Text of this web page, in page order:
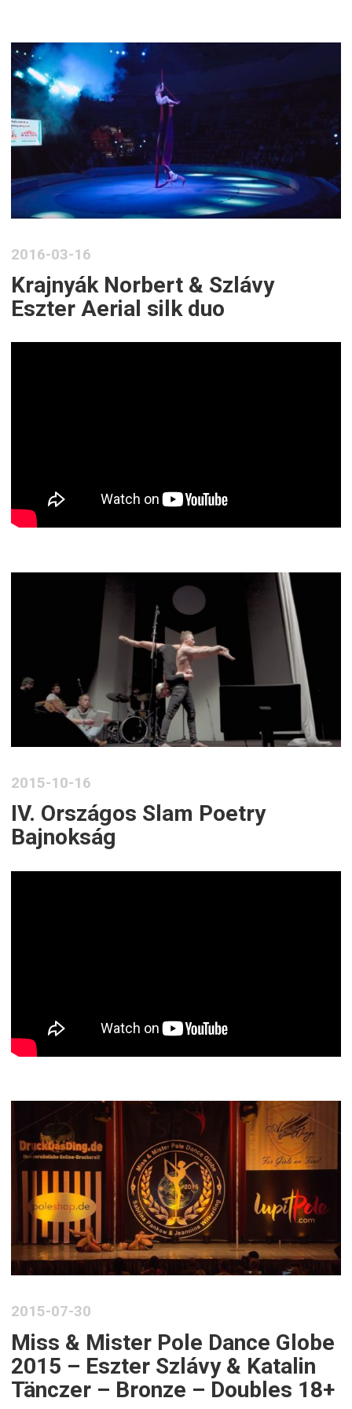
2016-03-16
Krajnyák Norbert & Szlávy
Eszter Aerial silk duo
2015-10-16
IV. Országos Slam Poetry
Bajnokság
2015-07-30
Miss & Mister Pole Dance Globe
2015 – Eszter Szlávy & Katalin
Tänczer – Bronze – Doubles 18+